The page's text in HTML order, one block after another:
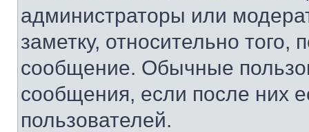
администраторы или
заметку, относительно
сообщение. Обычные
сообщения, если после них
пользователей.